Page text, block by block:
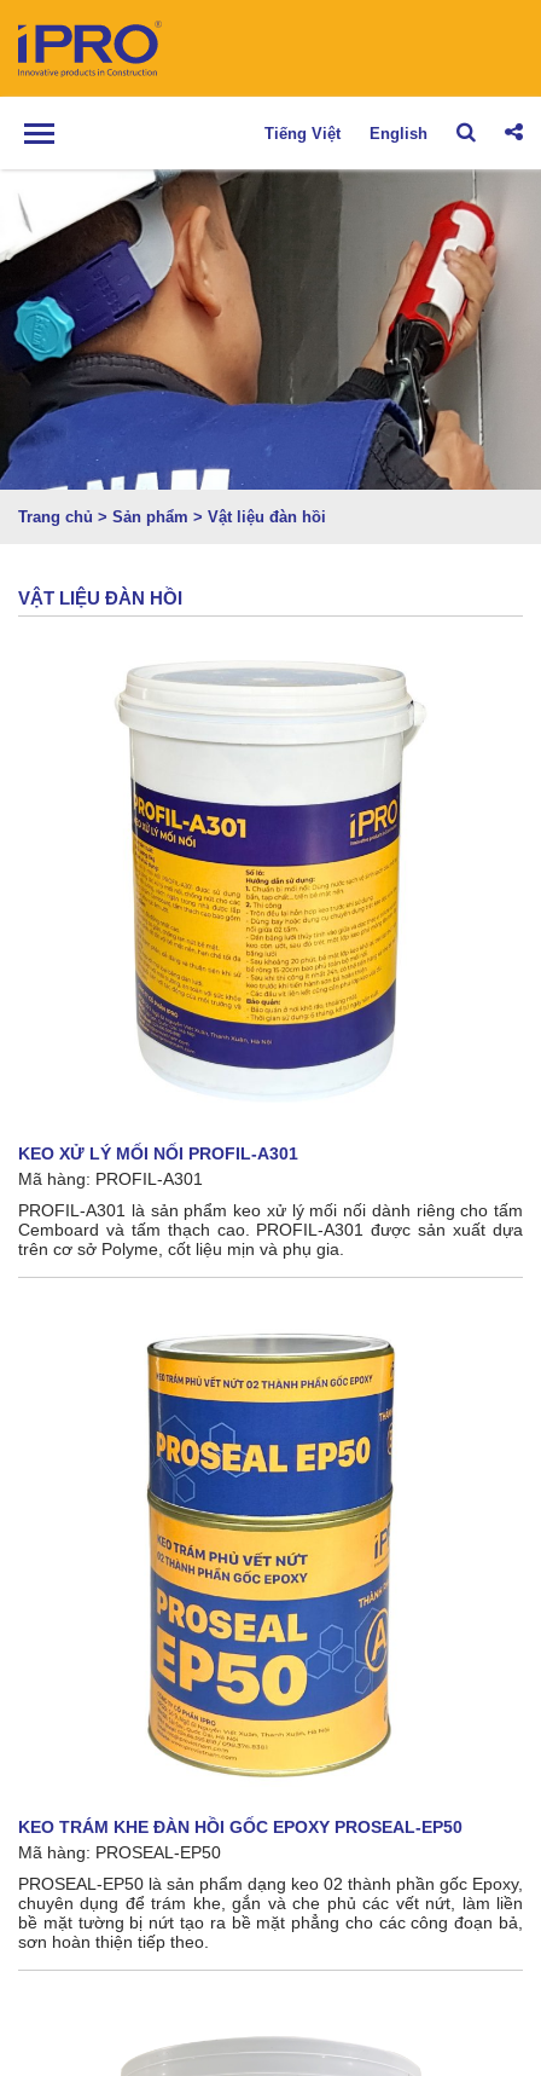
Tiếng Việt English
Trang chủ > Sản phẩm > Vật liệu đàn hồi
VẬT LIỆU ĐÀN HỒI
KEO XỬ LÝ MỐI NỐI PROFIL-A301
Mã hàng: PROFIL-A301
PROFIL-A301 là sản phẩm keo xử lý mối nối dành riêng cho tấm
Cemboard và tấm thạch cao. PROFIL-A301 được sản xuất dựa
trên cơ sở Polyme, cốt liệu mịn và phụ gia.
KEO TRÁM KHE ĐÀN HỒI GỐC EPOXY PROSEAL-EP50
Mã hàng: PROSEAL-EP50
PROSEAL-EP50 là sản phẩm dạng keo 02 thành phần gốc Epoxy,
chuyên dụng để trám khe, gắn và che phủ các vết nứt, làm liền
bề mặt tường bị nứt tạo ra bề mặt phẳng cho các công đoạn bả,
sơn hoàn thiện tiếp theo.